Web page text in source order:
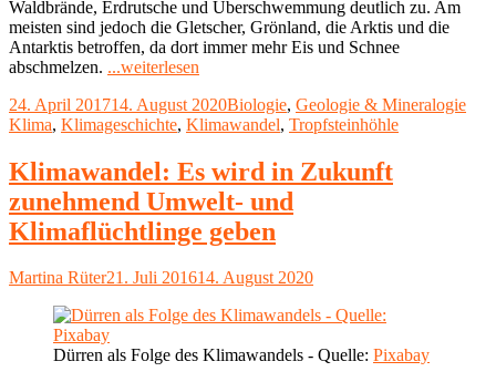
Waldbrände, Erdrutsche und Überschwemmung deutlich zu. Am
meisten sind jedoch die Gletscher, Grönland, die Arktis und die
Antarktis betroffen, da dort immer mehr Eis und Schnee
abschmelzen. ...weiterlesen
bisher
wärmstes
Veröffentlicht
am
24. April 201714. August 2020Kategorien
Biologie, Geologie & Mineralogie
Klima, Klimageschichte, Klimawandel, Tropfsteinhöhle
Klimawandel: Es wird in Zukunft
zunehmend Umwelt- und
Klimaflüchtlinge geben
Autor
Martina RüterVeröffentlicht
21. Juli 201614. August 2020
Dürren als Folge des Klimawandels - Quelle: Pixabay